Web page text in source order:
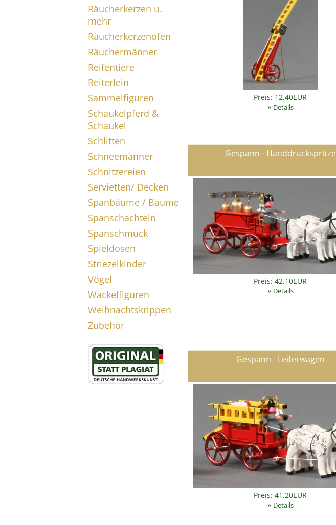
Räucherkerzen u.
mehr
Räucherkerzenöfen
Räuchermänner
Reifentiere
Reiterlein
Sammelfiguren
Schaukelpferd &
Schaukel
Schlitten
Schneemänner
Schnitzereien
Servietten/ Decken
Spanbäume / Bäume
Spanschachteln
Spanschmuck
Spieldosen
Striezelkinder
Vögel
Wackelfiguren
Weihnachtskrippen
Zubehör
Preis: 12,40EUR
» Details
Gespann - Handdruckspritze
Preis: 42,10EUR
» Details
Gespann - Leiterwagen
Preis: 41,20EUR
» Details